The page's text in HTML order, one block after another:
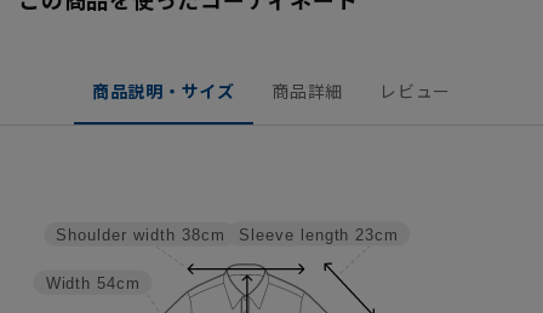
商品説明・サイズ 商品詳細 レビュー
Sleeve length 23cm
Width 54cm
Shoulder width 38cm